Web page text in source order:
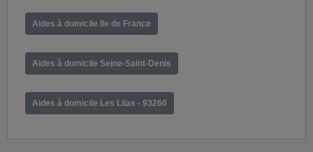
Aides à domicile Ile de France
Aides à domicile Seine-Saint-Denis
Aides à domicile Les Lilas - 93260